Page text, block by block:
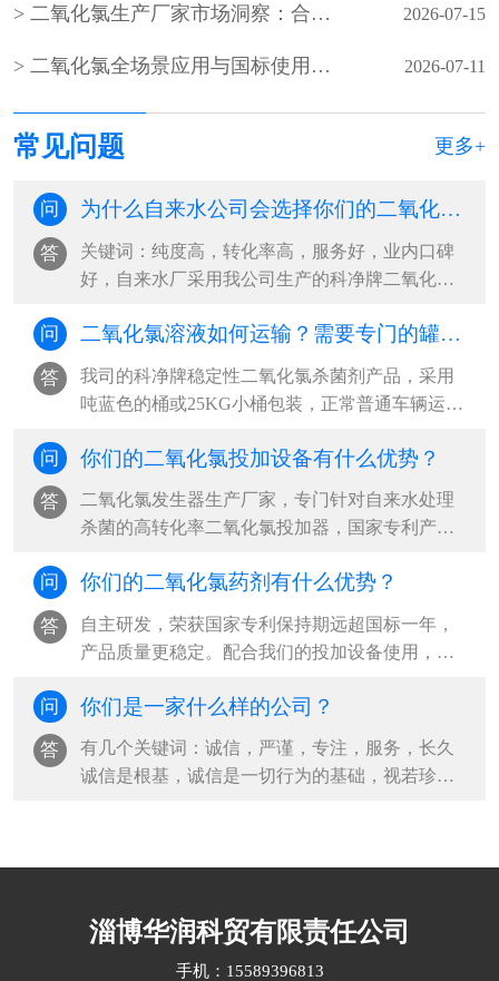
二氧化氯生产厂家市场洞察：合规、稳定、服务成客户核心选择 2026-07-15
二氧化氯全场景应用与国标使用规范（水处理 / 食品 / 医疗 / 养殖） 2026-07-11
常见问题 更多+
问 为什么自来水公司会选择你们的二氧化氯杀菌剂？
答
关键词：纯度高，转化率高，服务好，业内口碑
好，自来水厂采用我公司生产的科净牌二氧化氯
问 二氧化氯溶液如何运输？需要专门的罐车吗？
答
我司的科净牌稳定性二氧化氯杀菌剂产品，采用
吨蓝色的桶或25KG小桶包装，正常普通车辆运输
问 你们的二氧化氯投加设备有什么优势？
答
二氧化氯发生器生产厂家，专门针对自来水处理
杀菌的高转化率二氧化氯投加器，国家专利产品
问 你们的二氧化氯药剂有什么优势？
答
自主研发，荣获国家专利保持期远超国标一年，
产品质量更稳定。配合我们的投加设备使用，药
问 你们是一家什么样的公司？
答
有几个关键词：诚信，严谨，专注，服务，长久
诚信是根基，诚信是一切行为的基础，视若珍
淄博华润科贸有限责任公司
手机：15589396813